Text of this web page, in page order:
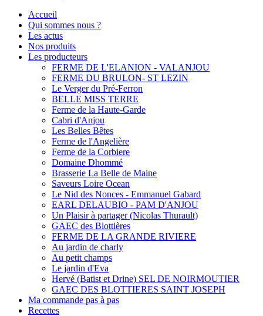
Accueil
Qui sommes nous ?
Les actus
Nos produits
Les producteurs
FERME DE L'ELANION - VALANJOU
FERME DU BRULON- ST LEZIN
Le Verger du Pré-Ferron
BELLE MISS TERRE
Ferme de la Haute-Garde
Cabri d'Anjou
Les Belles Bêtes
Ferme de l'Angelière
Ferme de la Corbiere
Domaine Dhommé
Brasserie La Belle de Maine
Saveurs Loire Ocean
Le Nid des Nonces - Emmanuel Gabard
EARL DELAUBIO - PAM D'ANJOU
Un Plaisir à partager (Nicolas Thurault)
GAEC des Blottières
FERME DE LA GRANDE RIVIERE
Au jardin de charly
Au petit champs
Le jardin d'Eva
Hervé (Batist et Drine) SEL DE NOIRMOUTIER
GAEC DES BLOTTIERES SAINT JOSEPH
Ma commande pas à pas
Recettes